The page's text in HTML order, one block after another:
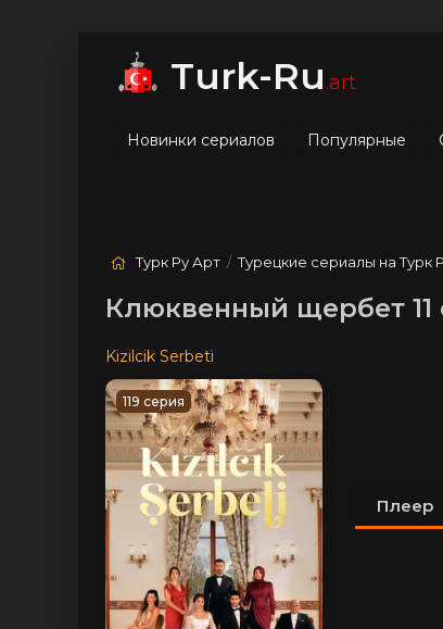
Turk-Ru.art
Новинки сериалов Популярные
Турк Ру Арт /Турецкие сериалы на Турк
Клюквенный щербет 11
Kizilcik Serbeti
119 серия
Плеер